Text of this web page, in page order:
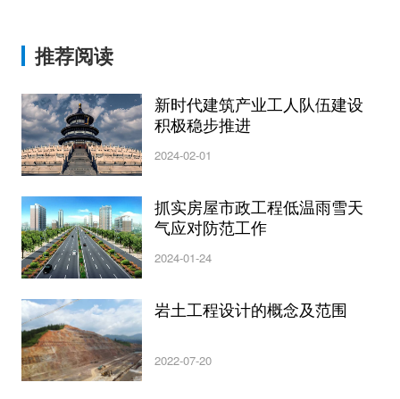
推荐阅读
新时代建筑产业工人队伍建设
积极稳步推进
2024-02-01
抓实房屋市政工程低温雨雪天
气应对防范工作
2024-01-24
岩土工程设计的概念及范围
2022-07-20